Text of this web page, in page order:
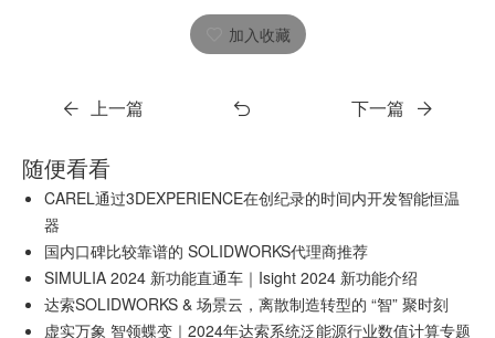
加入收藏
上一篇 下一篇
随便看看
CAREL通过3DEXPERIENCE在创纪录的时间内开发智能恒温
器
国内口碑比较靠谱的 SOLIDWORKS代理商推荐
SIMULIA 2024 新功能直通车｜Isight 2024 新功能介绍
达索SOLIDWORKS & 场景云，离散制造转型的 “智” 聚时刻
虚实万象 智领蝶变｜2024年达索系统泛能源行业数值计算专题